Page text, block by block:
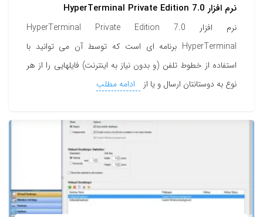
نرم افزار HyperTerminal Private Edition 7.0
نرم افزار HyperTerminal Private Edition 7.0
HyperTerminal برنامه ای است که توسط آن می توانید با
استفاده از خطوط تلفن (و بدون نیاز به اینترنت) فایلهایی را از هر
نوع به دوستانتان ارسال و یا از
ادامه مطلب